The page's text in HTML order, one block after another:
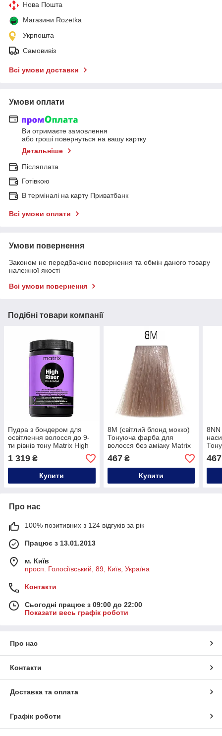
Нова Пошта
Магазини Rozetka
Укрпошта
Самовивіз
Всі умови доставки
Умови оплати
Ви отримаєте замовлення
або гроші повернуться на вашу картку
Детальніше
Післяплата
Готівкою
В терміналі на карту Приватбанк
Всі умови оплати
Умови повернення
Законом не передбачено повернення та обмін даного товару
належної якості
Всі умови повернення
Подібні товари компанії
Пудра з бондером для
освітлення волосся до 9-
ти рівнів тону Matrix High
Riser Pre-Bonded, 500g
1 319 ₴
Купити
8M (світлий блонд мокко)
Тонуюча фарба для
волосся без аміаку Matrix
Super Sync Pre-
Bonded,90ml
467₴
Купити
8NN
467
Про нас
100% позитивних з 124 відгуків за рік
Працює з 13.01.2013
м. Київ
просп. Голосіївський, 89, Київ, Україна
Контакти
Сьогодні працює з 09:00 до 22:00
Показати весь графік роботи
Про нас
Контакти
Доставка та оплата
Графік роботи